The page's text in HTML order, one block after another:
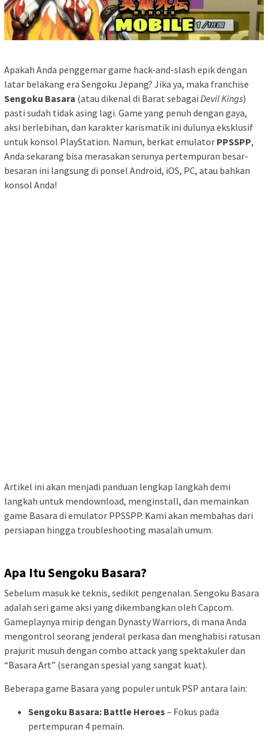
Apakah Anda penggemar game hack-and-slash epik dengan
latar belakang era Sengoku Jepang? Jika ya, maka franchise
Sengoku Basara (atau dikenal di Barat sebagai Devil Kings)
pasti sudah tidak asing lagi. Game yang penuh dengan gaya,
aksi berlebihan, dan karakter karismatik ini dulunya eksklusif
untuk konsol PlayStation. Namun, berkat emulator PPSSPP,
Anda sekarang bisa merasakan serunya pertempuran besar-
besaran ini langsung di ponsel Android, iOS, PC, atau bahkan
konsol Anda!
Artikel ini akan menjadi panduan lengkap langkah demi
langkah untuk mendownload, menginstall, dan memainkan
game Basara di emulator PPSSPP. Kami akan membahas dari
persiapan hingga troubleshooting masalah umum.
Apa Itu Sengoku Basara?
Sebelum masuk ke teknis, sedikit pengenalan. Sengoku Basara
adalah seri game aksi yang dikembangkan oleh Capcom.
Gameplaynya mirip dengan Dynasty Warriors, di mana Anda
mengontrol seorang jenderal perkasa dan menghabisi ratusan
prajurit musuh dengan combo attack yang spektakuler dan
“Basara Art” (serangan spesial yang sangat kuat).
Beberapa game Basara yang populer untuk PSP antara lain:
Sengoku Basara: Battle Heroes – Fokus pada
pertempuran 4 pemain.